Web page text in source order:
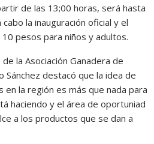
de las 13;00 horas, será hasta
la inauguración oficial y el
pesos para niños y adultos.
la Asociación Ganadera de
Sánchez destacó que la idea de
la región es más que nada para
haciendo y el área de oportuniad
a los productos que se dan a